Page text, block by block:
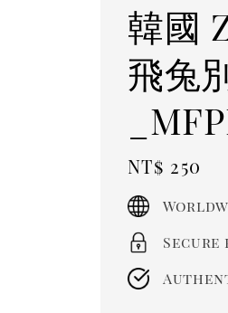
韓國
飛兔
Regular
price
NT$ 250
Secure